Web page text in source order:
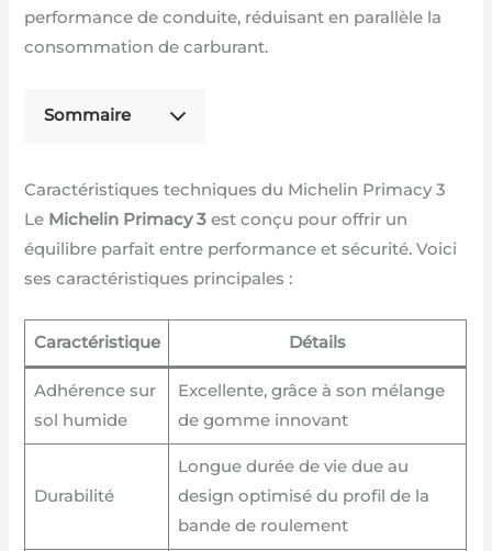
performance de conduite, réduisant en parallèle la
consommation de carburant.
Sommaire
Caractéristiques techniques du Michelin Primacy 3
Le Michelin Primacy 3 est conçu pour offrir un
équilibre parfait entre performance et sécurité. Voici
ses caractéristiques principales :
Caractéristique Détails
Adhérence sur
sol humide
Excellente, grâce à son mélange
de gomme innovant
Durabilité
Longue durée de vie due au
design optimisé du profil de la
bande de roulement